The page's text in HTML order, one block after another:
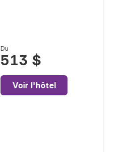
Du
513 $
Voir l'hôtel